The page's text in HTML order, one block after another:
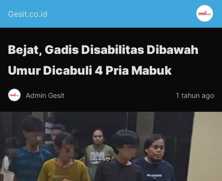
Gesit.co.id
Bejat, Gadis Disabilitas Dibawah
Umur Dicabuli 4 Pria Mabuk
Admin Gesit 1 tahun ago